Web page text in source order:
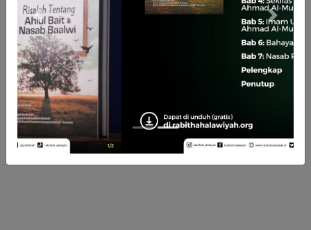
Previous Next